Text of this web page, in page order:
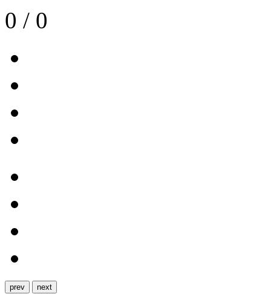
0 / 0
prev next